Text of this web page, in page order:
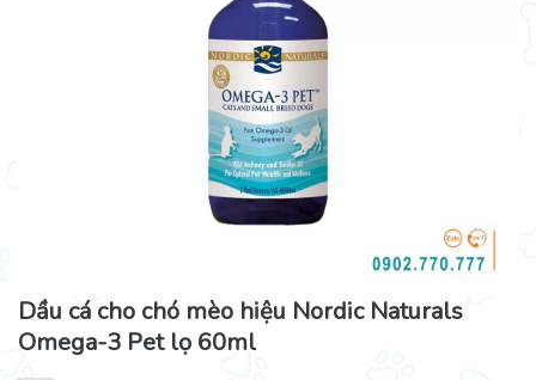
Dầu cá cho chó mèo hiệu Nordic Naturals
Omega-3 Pet lọ 60ml